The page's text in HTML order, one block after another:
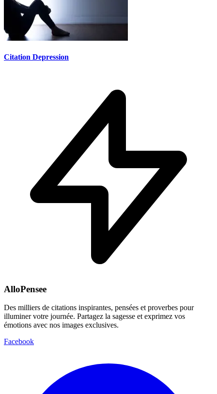
Citation Depression
AlloPensee
Des milliers de citations inspirantes, pensées et proverbes pour
illuminer votre journée. Partagez la sagesse et exprimez vos
émotions avec nos images exclusives.
Facebook